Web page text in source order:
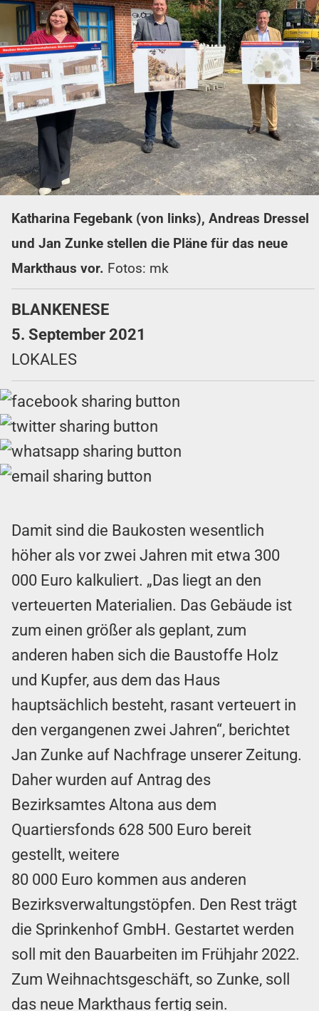
Katharina Fegebank (von links), Andreas Dressel
und Jan Zunke stellen die Pläne für das neue
Markthaus vor. Fotos: mk
BLANKENESE
5. September 2021
LOKALES
Damit sind die Baukosten wesentlich
höher als vor zwei Jahren mit etwa 300
000 Euro kalkuliert. „Das liegt an den
verteuerten Materialien. Das Gebäude ist
zum einen größer als geplant, zum
anderen haben sich die Baustoffe Holz
und Kupfer, aus dem das Haus
hauptsächlich besteht, rasant verteuert in
den vergangenen zwei Jahren“, berichtet
Jan Zunke auf Nachfrage unserer Zeitung.
Daher wurden auf Antrag des
Bezirksamtes Altona aus dem
Quartiersfonds 628 500 Euro bereit
gestellt, weitere
80 000 Euro kommen aus anderen
Bezirksverwaltungstöpfen. Den Rest trägt
die Sprinkenhof GmbH. Gestartet werden
soll mit den Bauarbeiten im Frühjahr 2022.
Zum Weihnachtsgeschäft, so Zunke, soll
das neue Markthaus fertig sein.